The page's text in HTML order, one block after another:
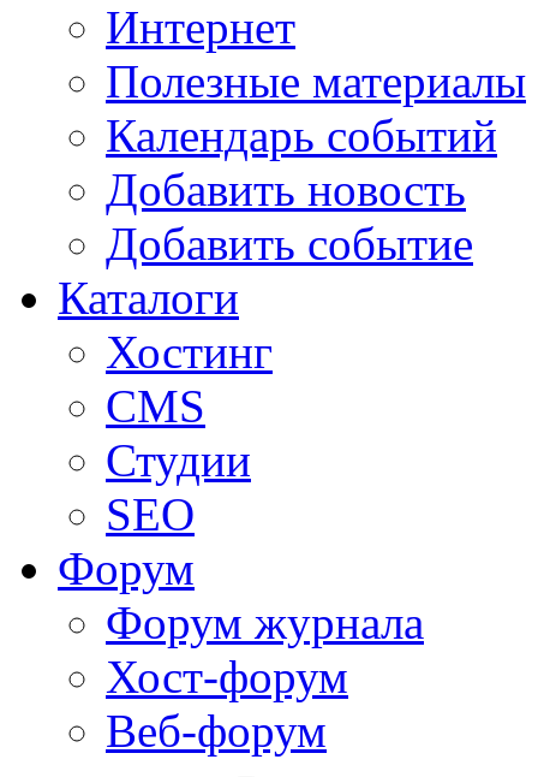
Интернет
Полезные материалы
Календарь событий
Добавить новость
Добавить событие
Каталоги
Хостинг
CMS
Студии
SEO
Форум
Форум журнала
Хост-форум
Веб-форум